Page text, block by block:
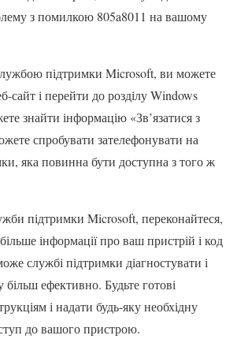
з помилкою 805a8011 на вашому
підтримки Microsoft, ви можете
сайт і перейти до розділу Windows
знайти інформацію «Зв’язатися з
спробувати зателефонувати на
яка повинна бути доступна з того ж
підтримки Microsoft, переконайтеся,
інформації про ваш пристрій і код
службі підтримки діагностувати і
ефективно. Будьте готові
і надати будь-яку необхідну
до вашого пристрою.